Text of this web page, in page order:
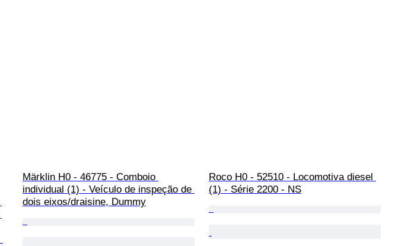
Märklin H0 - 46775 - Comboio
individual (1) - Veículo de inspeção de
dois eixos/draisine, Dummy
Roco H0 - 52510 - Locomotiva diesel
(1) - Série 2200 - NS